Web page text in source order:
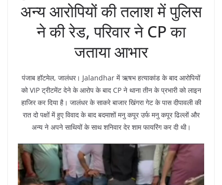
अन्य आरोपियों की तलाश में पुलिस
ने की रेड, परिवार ने CP का
जताया आभार
पंजाब हॉटमेल, जालंधर। Jalandhar में ऋषभ हत्याकांड के बाद आरोपियों
को VIP ट्रीटमेंट देने के आरोप के बाद CP ने थाना तीन के प्रभारी को लाइन
हाजिर कर दिया है। जालंधर के साकरे बाजार खिंगरा गेट के पास दीपावली की
रात दो पक्षों में हुए विवाद के बाद बदमाशों मनु कपूर उर्फ मनु कपूर ढिल्लों और
अन्य ने अपने साथियों के साथ शनिवार देर शाम फायरिंग कर दी थी।